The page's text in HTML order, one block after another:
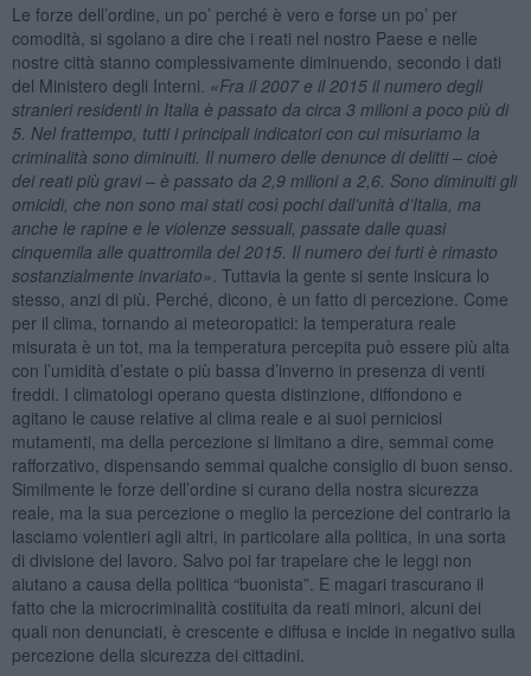
Le forze dell’ordine, un po’ perché è vero e forse un po’ per
comodità, si sgolano a dire che i reati nel nostro Paese e nelle
nostre città stanno complessivamente diminuendo, secondo i dati
del Ministero degli Interni. «Fra il 2007 e il 2015 il numero degli
stranieri residenti in Italia è passato da circa 3 milioni a poco più di
5. Nel frattempo, tutti i principali indicatori con cui misuriamo la
criminalità sono diminuiti. Il numero delle denunce di delitti – cioè
dei reati più gravi – è passato da 2,9 milioni a 2,6. Sono diminuiti gli
omicidi, che non sono mai stati così pochi dall’unità d’Italia, ma
anche le rapine e le violenze sessuali, passate dalle quasi
cinquemila alle quattromila del 2015. Il numero dei furti è rimasto
sostanzialmente invariato» . Tuttavia la gente si sente insicura lo
stesso, anzi di più. Perché, dicono, è un fatto di percezione. Come
per il clima, tornando ai meteoropatici: la temperatura reale
misurata è un tot, ma la temperatura percepita può essere più alta
con l’umidità d’estate o più bassa d’inverno in presenza di venti
freddi. I climatologi operano questa distinzione, diffondono e
agitano le cause relative al clima reale e ai suoi perniciosi
mutamenti, ma della percezione si limitano a dire, semmai come
rafforzativo, dispensando semmai qualche consiglio di buon senso.
Similmente le forze dell’ordine si curano della nostra sicurezza
reale, ma la sua percezione o meglio la percezione del contrario la
lasciamo volentieri agli altri, in particolare alla politica, in una sorta
di divisione del lavoro. Salvo poi far trapelare che le leggi non
aiutano a causa della politica “buonista”. E magari trascurano il
fatto che la microcriminalità costituita da reati minori, alcuni dei
quali non denunciati, è crescente e diffusa e incide in negativo sulla
percezione della sicurezza dei cittadini.